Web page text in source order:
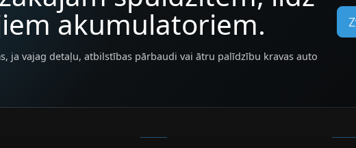
akumulatoriem.
ja vajag detaļu, atbilstības pārbaudi vai ātru palīdzību kravas auto